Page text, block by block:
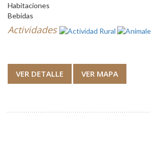
Habitaciones
Bebidas
Actividades
VER DETALLE VER MAPA